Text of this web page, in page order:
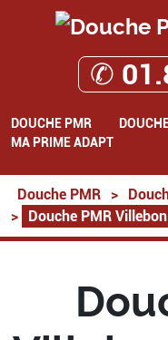
✆
DOUCHE PMR
MA PRIME ADAPT
Douche PMR >
>
Douche PMR